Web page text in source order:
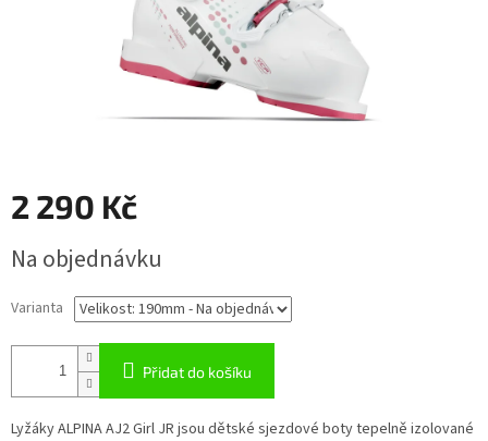
2 290 Kč
cena:
Na objednávku
Varianta
Přidat do košíku
Lyžáky ALPINA AJ2 Girl JR jsou dětské sjezdové boty tepelně izolované